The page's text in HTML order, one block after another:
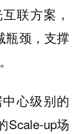
联方案，
瓶颈，支撑
心级别的
Scale-up场